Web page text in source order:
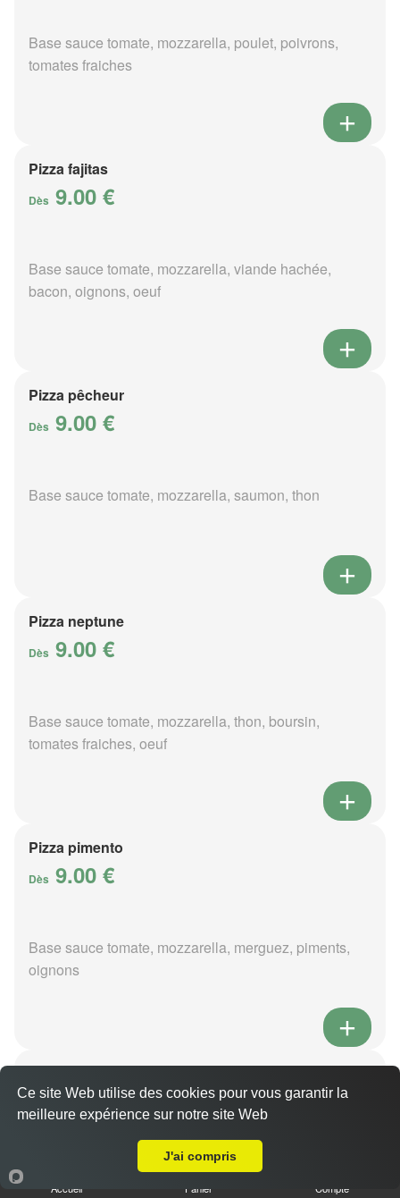
Base sauce tomate, mozzarella, poulet, poivrons,
tomates fraiches
Pizza fajitas
Dès 9.00 €
Base sauce tomate, mozzarella, viande hachée,
bacon, oignons, oeuf
Pizza pêcheur
Dès 9.00 €
Base sauce tomate, mozzarella, saumon, thon
Pizza neptune
Dès 9.00 €
Base sauce tomate, mozzarella, thon, boursin,
tomates fraiches, oeuf
Pizza pimento
Dès 9.00 €
Base sauce tomate, mozzarella, merguez, piments,
oignons
Dès 9.00 €
Base sauce poivre, mozzarella, viande hachée,
Accueil Panier Compte
Ce site Web utilise des cookies pour vous garantir la
meilleure expérience sur notre site Web
J'ai compris